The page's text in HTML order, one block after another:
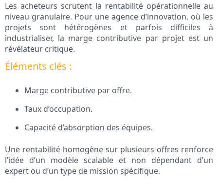
Les acheteurs scrutent la rentabilité opérationnelle au
niveau granulaire. Pour une agence d’innovation, où les
projets sont hétérogènes et parfois difficiles à
industrialiser, la marge contributive par projet est un
révélateur critique.
Éléments clés :
Marge contributive par offre.
Taux d’occupation.
Capacité d’absorption des équipes.
Une rentabilité homogène sur plusieurs offres renforce
l’idée d’un modèle scalable et non dépendant d’un
expert ou d’un type de mission spécifique.